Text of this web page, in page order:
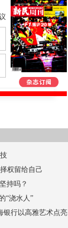
权留给自己
持吗？
“浇水人”
银行以高雅艺术点亮